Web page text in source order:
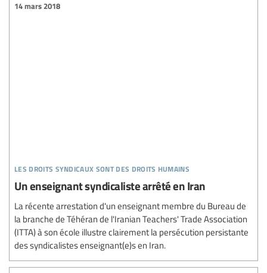
les droits syndicaux sont des droits humains
14 mars 2018
Un enseignant syndicaliste arrêté en Iran
La récente arrestation d'un enseignant membre du Bureau de
la branche de Téhéran de l'Iranian Teachers' Trade Association
(ITTA) à son école illustre clairement la persécution persistante
des syndicalistes enseignant(e)s en Iran.